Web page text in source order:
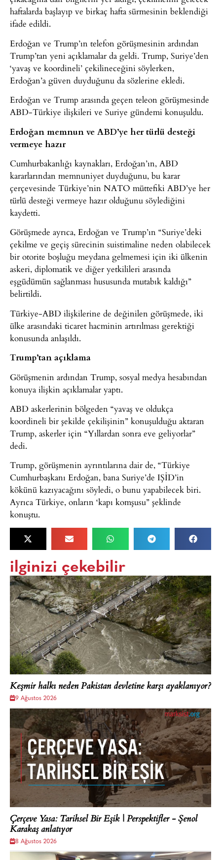
haftalarda başlayıp ve birkaç hafta sürmesinin beklendiği
ifade edildi.
Erdoğan ve Trump’ın telefon görüşmesinin ardından
Trump’tan yeni açıklamalar da geldi. Trump, Suriye’den
‘yavaş ve koordineli’ çekilineceğini söylerken,
Erdoğan’a güven duyduğunu da sözlerine ekledi.
Erdoğan ve Trump arasında geçen teleon görüşmesinde
ABD-Türkiye ilişkileri ve Suriye gündemi konuşuldu.
Erdoğan memnun ve ABD’ye her türlü desteği
vermeye hazır
Cumhurbakanlığı kaynakları, Erdoğan’ın, ABD
kararlarından memnuniyet duyduğunu, bu karar
çerçevesinde Türkiye’nin NATO müttefiki ABD’ye her
türlü desteği vermeye hazır olduğunu söylediğini
kaydetti.
Görüşmede ayrıca, Erdoğan ve Trump’ın “Suriye’deki
çekilme ve geçiş sürecinin suistimaline neden olabilecek
bir otorite boşluğu meydana gelmemesi için iki ülkenin
askeri, diplomatik ve diğer yetkilileri arasında
eşgüdümün sağlanması hususunda mutabık kaldığı”
belirtildi.
Türkiye-ABD ilişkilerine de değinilen görüşmede, iki
ülke arasındaki ticaret hacminin artırılması gerektiği
konusunda anlaşıldı.
Trump’tan açıklama
Görüşmenin ardından Trump, sosyal medya hesabından
konuya ilişkin açıklamalar yaptı.
ABD askerlerinin bölgeden “yavaş ve oldukça
koordineli bir şekilde çekilişinin” konuşulduğu aktaran
Trump, askerler için “Yıllardan sonra eve geliyorlar”
dedi.
Trump, görüşmenin ayrıntılarına dair de, “Türkiye
Cumhurbaşkanı Erdoğan, bana Suriye’de IŞİD’in
kökünü kazıyacağını söyledi, o bunu yapabilecek biri.
Ayrıca Türkiye, onların ‘kapı komşusu” şeklinde
konuştu.
ilginizi çekebilir
Keşmir halkı neden Pakistan devletine karşı ayaklanıyor?
9 Ağustos 2026
Çerçeve Yasa: Tarihsel Bir Eşik | Perspektifler - Şenol
Karakaş anlatıyor
8 Ağustos 2026